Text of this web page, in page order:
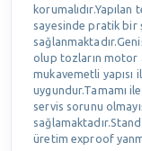
sayesinde pratik bir
olup tozların motor
mukavemetli yapısı
uygundur.Tamamı
servis sorunu
üretim exproof